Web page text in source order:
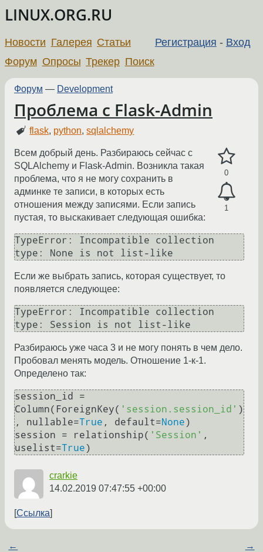
LINUX.ORG.RU
Регистрация - Вход
Новости Галерея Статьи
Форум Опросы Трекер Поиск
Форум — Development
Проблема с Flask-Admin
flask, python,sqlalchemy
0
1
Всем добрый день. Разбираюсь сейчас с
SQLAlchemy и Flask-Admin. Возникла такая
проблема, что я не могу сохранить в
админке те записи, в которых есть
отношения между записями. Если запись
пустая, то выскакивает следующая ошибка:
TypeError: Incompatible collection
type: None is not list-like
Если же выбрать запись, которая существует, то
появляется следующее:
TypeError: Incompatible collection
type: Session is not list-like
Разбираюсь уже часа 3 и не могу понять в чем дело.
Пробовал менять модель. Отношение 1-к-1.
Определено так:
session_id =
Column(ForeignKey( 'session.session_id' )
, nullable=True , default=None)
session = relationship( 'Session' ,
uselist=True
crarkie
14.02.2019 07:47:55 +00:00
Ссылка
← →